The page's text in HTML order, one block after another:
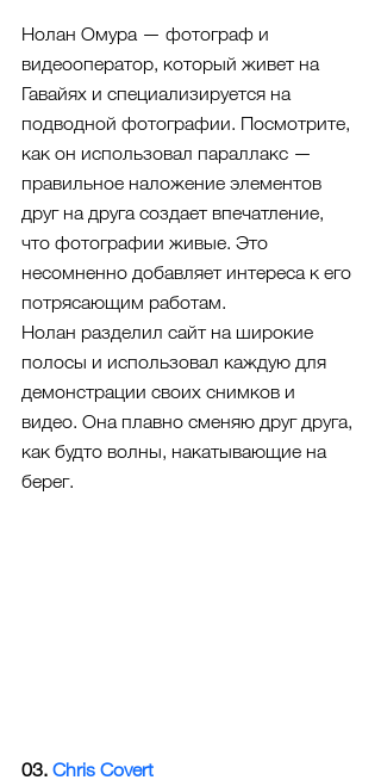
Нолан Омура — фотограф и
видеооператор, который живет на
Гавайях и специализируется на
подводной фотографии. Посмотрите,
как он использовал параллакс —
правильное наложение элементов
друг на друга создает впечатление,
что фотографии живые. Это
несомненно добавляет интереса к его
потрясающим работам.
Нолан разделил сайт на широкие
полосы и использовал каждую для
демонстрации своих снимков и
видео. Она плавно сменяю друг друга,
как будто волны, накатывающие на
берег.
03. Chris Covert